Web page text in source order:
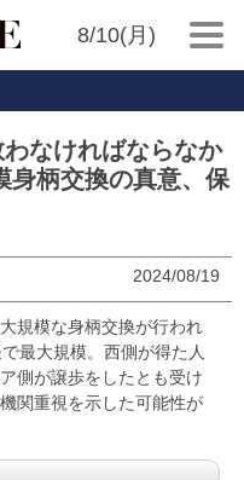
8/10(月)
わなければならなか
身柄交換の真意、保
2024/08/19
規模な身柄交換が行われ
最大規模。西側が得た人
側が譲歩をしたとも受け
関重視を示した可能性が